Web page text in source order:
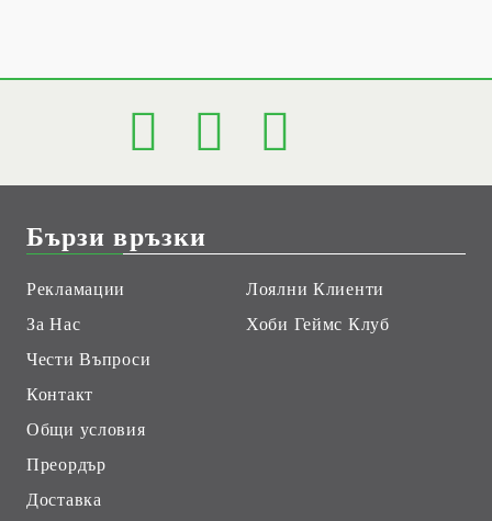
Бързи връзки
Рекламации
За Нас
Чести Въпроси
Контакт
Общи условия
Преордър
Доставка
Лоялни Клиенти
Хоби Геймс Клуб